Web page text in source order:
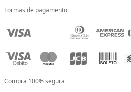
Formas de pagamento
Compra 100% segura